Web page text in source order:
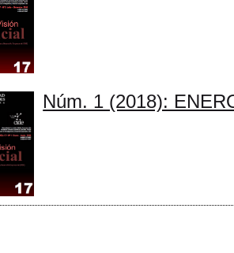
Núm. 1 (2018):